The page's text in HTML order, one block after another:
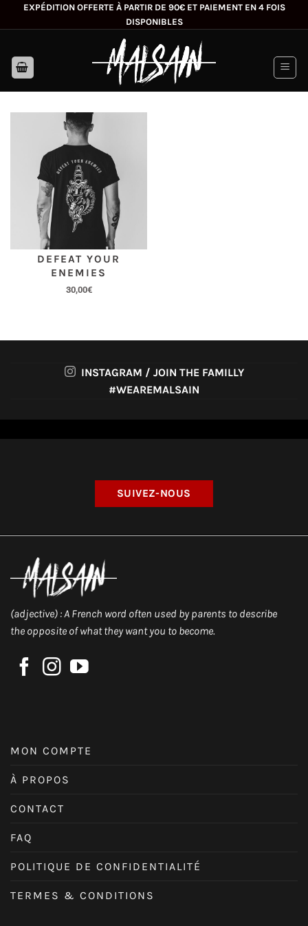
PasserEXPÉDITION OFFERTE À PARTIR DE 90€ ET PAIEMENT EN 4 FOIS
DISPONIBLES
DEFEAT YOUR
ENEMIES
30,00€
INSTAGRAM / JOIN THE FAMILLY
#WEAREMALSAIN
SUIVEZ-NOUS
(adjective) : A French word often used by parents to describe
the opposite of what they want you to become.
MON COMPTE
À PROPOS
CONTACT
FAQ
POLITIQUE DE CONFIDENTIALITÉ
TERMES & CONDITIONS